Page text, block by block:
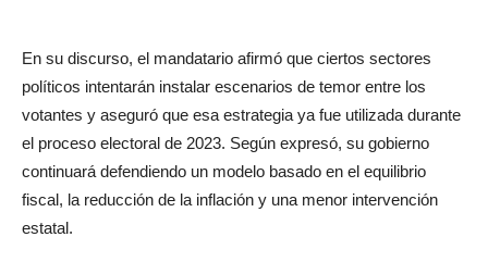
En su discurso, el mandatario afirmó que ciertos sectores
políticos intentarán instalar escenarios de temor entre los
votantes y aseguró que esa estrategia ya fue utilizada durante
el proceso electoral de 2023. Según expresó, su gobierno
continuará defendiendo un modelo basado en el equilibrio
fiscal, la reducción de la inflación y una menor intervención
estatal.